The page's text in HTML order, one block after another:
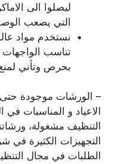
ليصلوا الى
التي يصعب
نستخدم مواد
تناسب الواجهات
بحرص وتأني
– الورشات موجودة
الاعياد و المناسبات
التنظيف مشغولة،
التجهيزات الكثيرة في
الطلبات في مجال